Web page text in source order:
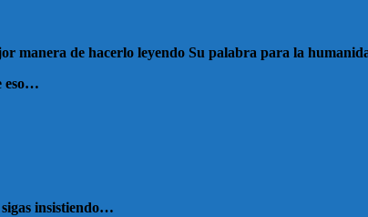
manera de hacerlo leyendo Su palabra para la
eso…
insistiendo…